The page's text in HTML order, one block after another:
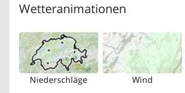
Wetteranimationen
Niederschläge Wind